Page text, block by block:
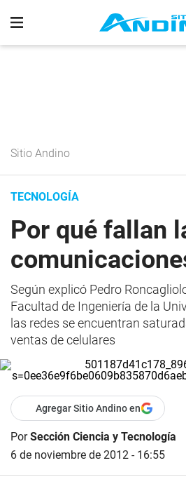
Sitio Andino
TECNOLOGÍA
Por qué fallan
Según explicó Pedro
Facultad de Ingeniería de la
las redes se encuentran
ventas de celulares
Agregar Sitio Andino en
PorSección Ciencia y Tecnología
6 de noviembre de 2012 - 16:55